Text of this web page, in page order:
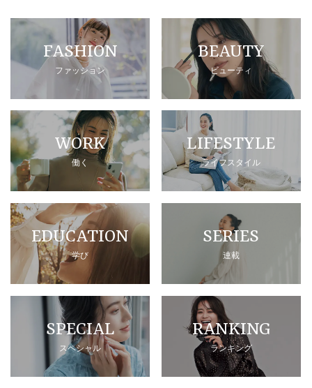
FASHION
ファッション
BEAUTY
ビューティ
WORK
働く
LIFESTYLE
ライフスタイル
EDUCATION
学び
SERIES
連載
SPECIAL
スペシャル
RANKING
ランキング